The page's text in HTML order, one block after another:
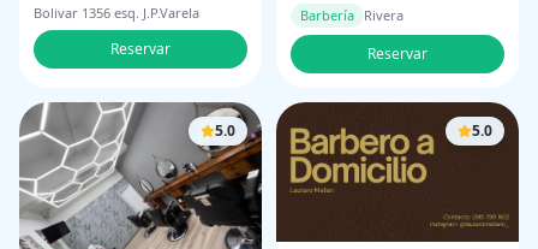
Bolivar 1356 esq. J.P.Varela
Reservar
Barbería Rivera
Reservar
5.0 5.0